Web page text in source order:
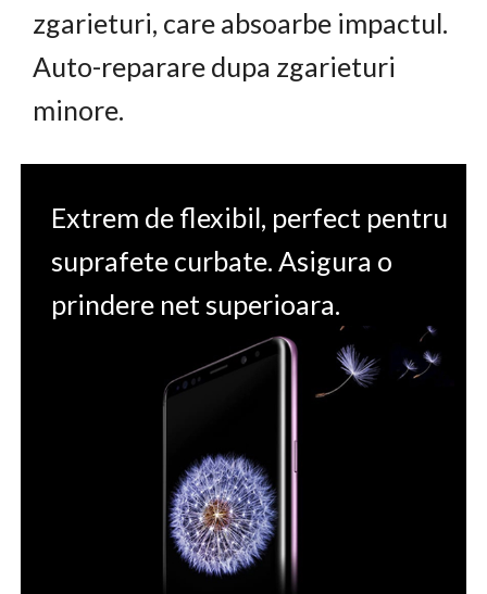
zgarieturi, care absoarbe impactul.
Auto-reparare dupa zgarieturi
minore.
Extrem de flexibil, perfect pentru
suprafete curbate. Asigura o
prindere net superioara.